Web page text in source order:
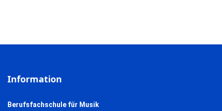
Information
Berufsfachschule für Musik